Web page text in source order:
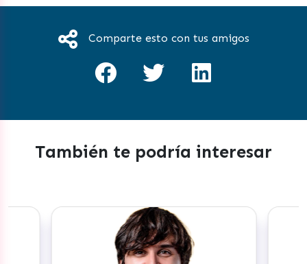
Comparte esto con tus amigos
También te podría interesar